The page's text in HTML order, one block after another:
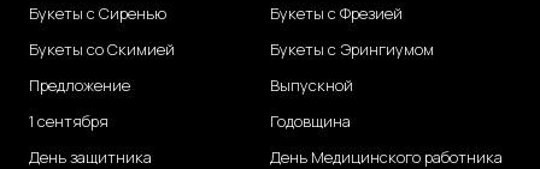
Букеты с Сиренью
Букеты со Скимией
Предложение
1 сентября
День защитника
Букеты с Фрезией
Букеты с Эрингиумом
Выпускной
Годовщина
День Медицинского работника